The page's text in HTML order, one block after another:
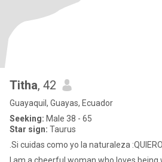
Titha, 42
Guayaquil, Guayas, Ecuador
Seeking: Male 38 - 65
Star sign: Taurus
.Si cuidas como yo la naturaleza